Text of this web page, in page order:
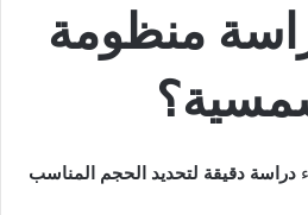
منظومة
دراسة دقيقة لتحديد الحجم المناسب